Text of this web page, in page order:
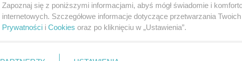
Zapoznaj się z poniższymi informacjami, abyś mógł świadomie i
internetowych. Szczegółowe informacje dotyczące przetwarzania
Prywatności i Cookies oraz po kliknięciu w „Ustawienia”.